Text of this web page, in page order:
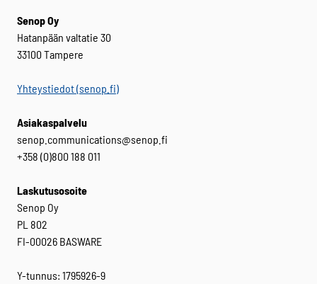
Senop Oy
Hatanpään valtatie 30
33100 Tampere
Yhteystiedot (senop.fi)
Asiakaspalvelu
senop.communications@senop.fi
+358 (0)800 188 011
Laskutusosoite
Senop Oy
PL 802
FI-00026 BASWARE
Y-tunnus: 1795926-9